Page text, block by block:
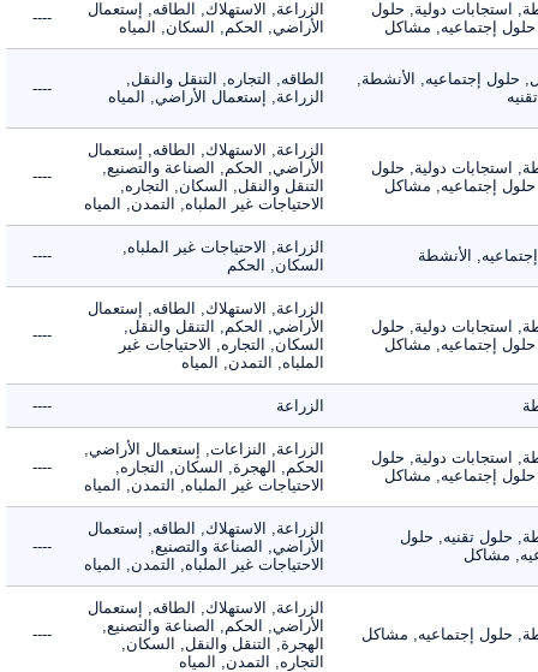
استجابات دولية, حلول
إجتماعيه, مشاكل
الزراعة, الاستهلاك, الطاقه, إستعمال
الأراضي, الحكم, السكان, المياه
----
إجتماعيه, الأنشطة,
الطاقه, التجاره, التنقل والنقل,
الزراعة, إستعمال الأراضي, المياه
----
استجابات دولية, حلول
إجتماعيه, مشاكل
الزراعة, الاستهلاك, الطاقه, إستعمال
الأراضي, الحكم, الصناعة والتصنيع,
التنقل والنقل, السكان, التجاره,
الاحتياجات غير الملباه, التمدن, المياه
----
الأنشطة
الزراعة, الاحتياجات غير الملباه,
السكان, الحكم
----
استجابات دولية, حلول
إجتماعيه, مشاكل
الزراعة, الاستهلاك, الطاقه, إستعمال
الأراضي, الحكم, التنقل والنقل,
السكان, التجاره, الاحتياجات غير
الملباه, التمدن, المياه
----
الزراعة ----
استجابات دولية, حلول
إجتماعيه, مشاكل
الزراعة, النزاعات, إستعمال الأراضي,
الحكم, الهجرة, السكان, التجاره,
الاحتياجات غير الملباه, التمدن, المياه
----
حلول تقنيه, حلول
مشاكل
الزراعة, الاستهلاك, الطاقه, إستعمال
الأراضي, الصناعة والتصنيع,
الاحتياجات غير الملباه, التمدن, المياه
----
حلول إجتماعيه, مشاكل
الزراعة, الاستهلاك, الطاقه, إستعمال
الأراضي, الحكم, الصناعة والتصنيع,
الهجرة, التنقل والنقل, السكان,
التجاره, التمدن, المياه
----